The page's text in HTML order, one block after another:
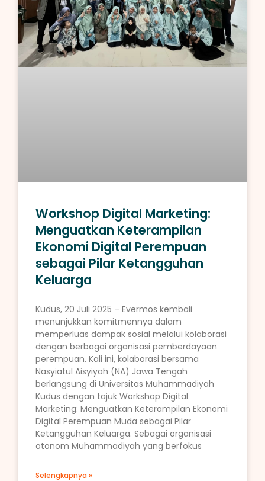
Workshop Digital Marketing:
Menguatkan Keterampilan
Ekonomi Digital Perempuan
sebagai Pilar Ketangguhan
Keluarga
Kudus, 20 Juli 2025 – Evermos kembali
menunjukkan komitmennya dalam
memperluas dampak sosial melalui kolaborasi
dengan berbagai organisasi pemberdayaan
perempuan. Kali ini, kolaborasi bersama
Nasyiatul Aisyiyah (NA) Jawa Tengah
berlangsung di Universitas Muhammadiyah
Kudus dengan tajuk Workshop Digital
Marketing: Menguatkan Keterampilan Ekonomi
Digital Perempuan Muda sebagai Pilar
Ketangguhan Keluarga. Sebagai organisasi
otonom Muhammadiyah yang berfokus
Selengkapnya »